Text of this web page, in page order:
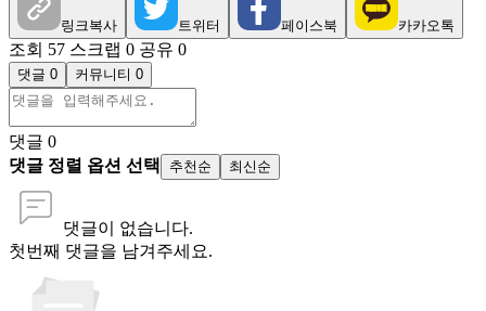
링크복사 트위터 페이스북 카카오톡
조회 57 스크랩 0 공유 0
댓글 0 커뮤니티 0
댓글 0
댓글 정렬 옵션 선택
추천순 최신순
댓글이 없습니다.
첫번째 댓글을 남겨주세요.